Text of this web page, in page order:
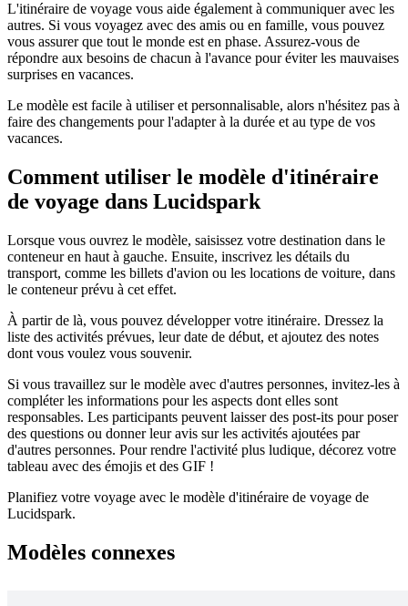
L'itinéraire de voyage vous aide également à communiquer avec les
autres. Si vous voyagez avec des amis ou en famille, vous pouvez
vous assurer que tout le monde est en phase. Assurez-vous de
répondre aux besoins de chacun à l'avance pour éviter les mauvaises
surprises en vacances.
Le modèle est facile à utiliser et personnalisable, alors n'hésitez pas à
faire des changements pour l'adapter à la durée et au type de vos
vacances.
Comment utiliser le modèle d'itinéraire
de voyage dans Lucidspark
Lorsque vous ouvrez le modèle, saisissez votre destination dans le
conteneur en haut à gauche. Ensuite, inscrivez les détails du
transport, comme les billets d'avion ou les locations de voiture, dans
le conteneur prévu à cet effet.
À partir de là, vous pouvez développer votre itinéraire. Dressez la
liste des activités prévues, leur date de début, et ajoutez des notes
dont vous voulez vous souvenir.
Si vous travaillez sur le modèle avec d'autres personnes, invitez-les à
compléter les informations pour les aspects dont elles sont
responsables. Les participants peuvent laisser des post-its pour poser
des questions ou donner leur avis sur les activités ajoutées par
d'autres personnes. Pour rendre l'activité plus ludique, décorez votre
tableau avec des émojis et des GIF !
Planifiez votre voyage avec le modèle d'itinéraire de voyage de
Lucidspark.
Modèles connexes